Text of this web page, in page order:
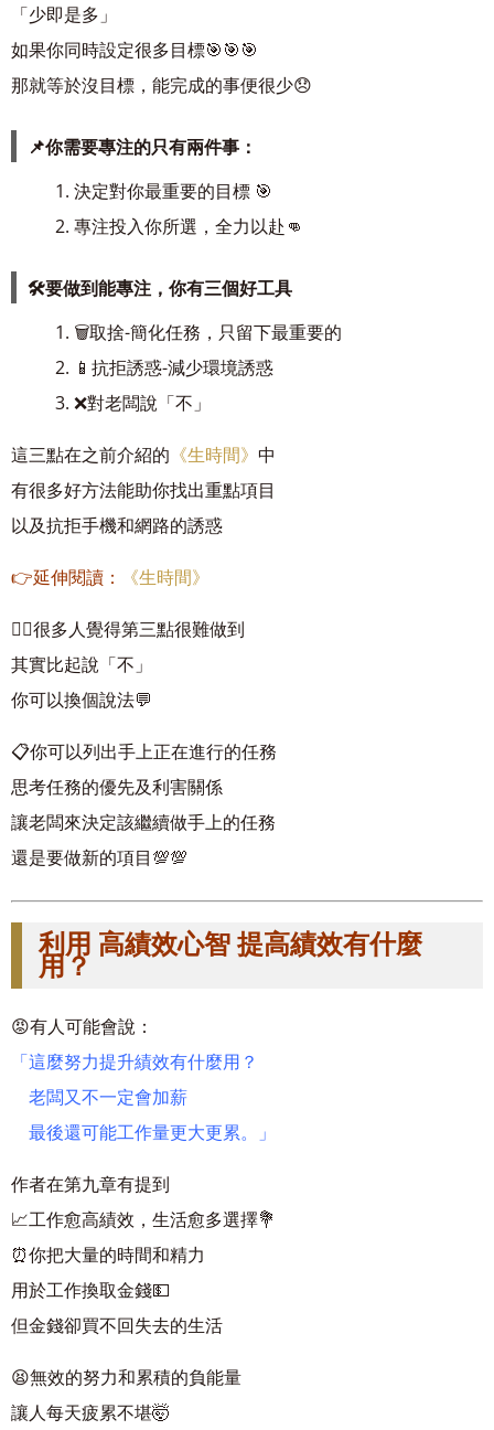
「少即是多」
如果你同時設定很多目標🎯🎯🎯
那就等於沒目標，能完成的事便很少😞
📌你需要專注的只有兩件事：
1. 決定對你最重要的目標 🎯
2. 專注投入你所選，全力以赴👊
🛠要做到能專注，你有三個好工具
1. 🗑取捨-簡化任務，只留下最重要的
2. 📱抗拒誘惑-減少環境誘惑
3. ❌對老闆說「不」
這三點在之前介紹的 《生時間》 中
有很多好方法能助你找出重點項目
以及抗拒手機和網路的誘惑
👉延伸閱讀： 《生時間》
🤷‍♀️很多人覺得第三點很難做到
其實比起說「不」
你可以換個說法💬
📋你可以列出手上正在進行的任務
思考任務的優先及利害關係
讓老闆來決定該繼續做手上的任務
還是要做新的項目💯💯
利用 高績效心智 提高績效有什麼
用？
😡有人可能會說：
「這麼努力提升績效有什麼用？
老闆又不一定會加薪
最後還可能工作量更大更累。」
作者在第九章有提到
📈工作愈高績效，生活愈多選擇💐
⏰你把大量的時間和精力
用於工作換取金錢💵
但金錢卻買不回失去的生活
😫無效的努力和累積的負能量
讓人每天疲累不堪🤯